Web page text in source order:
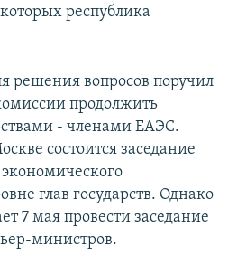
республика
решения вопросов поручил
продолжить
- членами ЕАЭС.
состоится заседание
глав государств. Однако
7 мая провести заседание
министров.